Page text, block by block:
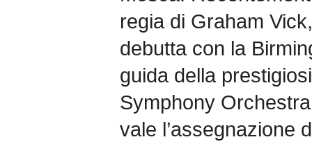
regia di Graham
debutta con la
guida della
Symphony
vale l’assegnazione